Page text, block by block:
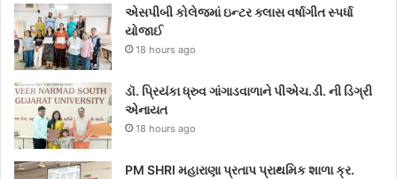
એસપીબી કોલેજમાં ઇન્ટર ક્લાસ વર્ષાગીત સ્પર્ધા
યોજાઈ
18 hours ago
ડૉ. પ્રિયંકા ધ્રુવ ગાંગાડવાળાને પીએચ.ડી. ની ડિગ્રી
એનાયત
18 hours ago
PM SHRI મહારાણા પ્રતાપ પ્રાથમિક શાળા ક્ર.